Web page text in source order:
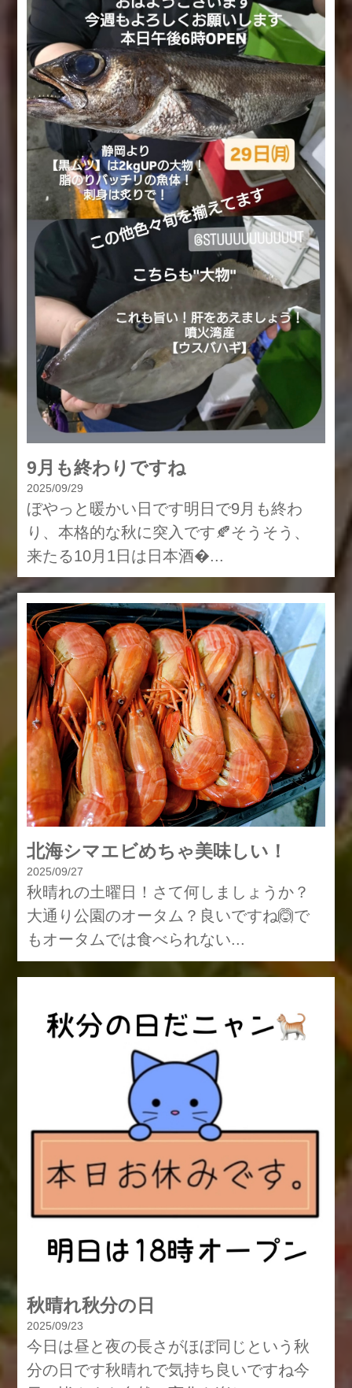
9月も終わりですね
2025/09/29
ぼやっと暖かい日です明日で9月も終わ
り、本格的な秋に突入です🍂そうそう、
来たる10月1日は日本酒...
北海シマエビめちゃ美味しい！
2025/09/27
秋晴れの土曜日！さて何しましょうか？
大通り公園のオータム？良いですね🙆で
もオータムでは食べられない...
秋晴れ秋分の日
2025/09/23
今日は昼と夜の長さがほぼ同じという秋
分の日です秋晴れで気持ち良いですね今